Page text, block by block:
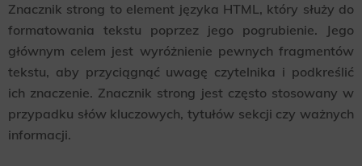
Znacznik strong to element języka HTML, który służy do
formatowania tekstu poprzez jego pogrubienie. Jego
głównym celem jest wyróżnienie pewnych fragmentów
tekstu, aby przyciągnąć uwagę czytelnika i podkreślić
ich znaczenie. Znacznik strong jest często stosowany w
przypadku słów kluczowych, tytułów sekcji czy ważnych
informacji.